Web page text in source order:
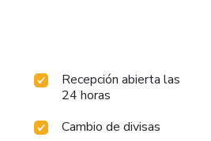
Recepción abierta las
24 horas
Cambio de divisas